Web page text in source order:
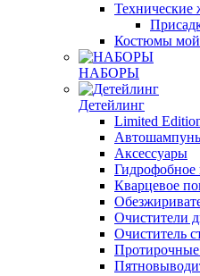
Технические
Костюмы
НАБОРЫ
Детейлинг
Limited
Аксессуары
Гидрофобное
Кварцевое
Очистители
Очиститель